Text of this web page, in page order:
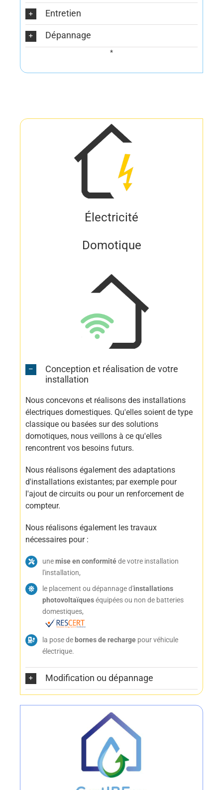
Entretien
Dépannage
*
Électricité
Domotique
Conception et réalisation de votre
installation
Nous concevons et réalisons des installations
électriques domestiques. Qu'elles soient de type
classique ou basées sur des solutions
domotiques, nous veillons à ce qu'elles
rencontrent vos besoins futurs.
Nous réalisons également des adaptations
d'installations existantes; par exemple pour
l'ajout de circuits ou pour un renforcement de
compteur.
Nous réalisons également les travaux
nécessaires pour :
unemise en conformitéde votre installation
l'installation,
le placement ou dépannage d'installations
photovoltaïqueséquipées ou non de batteries
domestiques,
la pose de bornes de rechargepour véhicule
électrique.
Modification ou dépannage